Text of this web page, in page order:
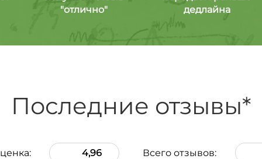
"отлично"
дедлайна
Последние отзывы*
4,96 Всего отзывов: